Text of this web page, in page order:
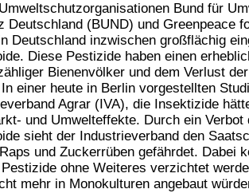
Bund für
Deutschland (BUND) und Greenpeace
Deutschland inzwischen großflächig
Diese Pestizide haben einen
Bienenvölker und dem Verlust
einer heute in Berlin vorgestellten
Agrar (IVA), die Insektizide
und Umwelteffekte. Durch ein Verbot
sieht der Industrieverband den
und Zuckerrüben gefährdet. Dabei
ohne Weiteres verzichtet
mehr in Monokulturen angebaut